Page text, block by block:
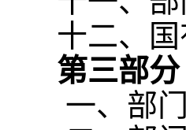
十二、
第三部分
一、部